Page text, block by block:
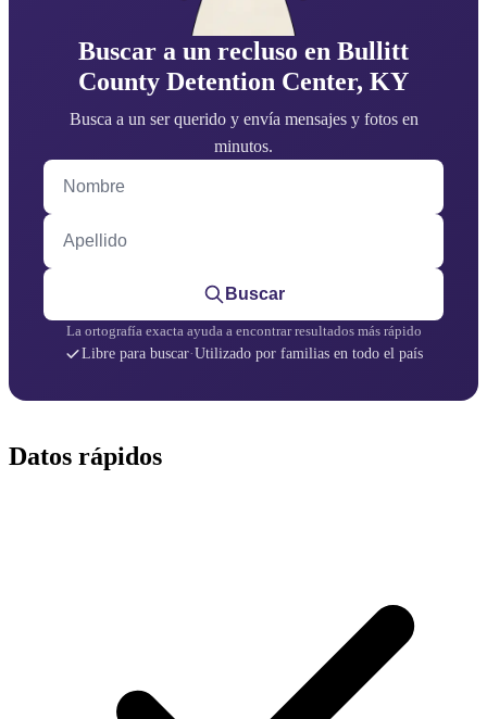
Buscar a un recluso en Bullitt
County Detention Center, KY
Busca a un ser querido y envía mensajes y fotos en
minutos.
Nombre
Apellido
Buscar
La ortografía exacta ayuda a encontrar resultados más rápido
Libre para buscar·Utilizado por familias en todo el país
Datos rápidos